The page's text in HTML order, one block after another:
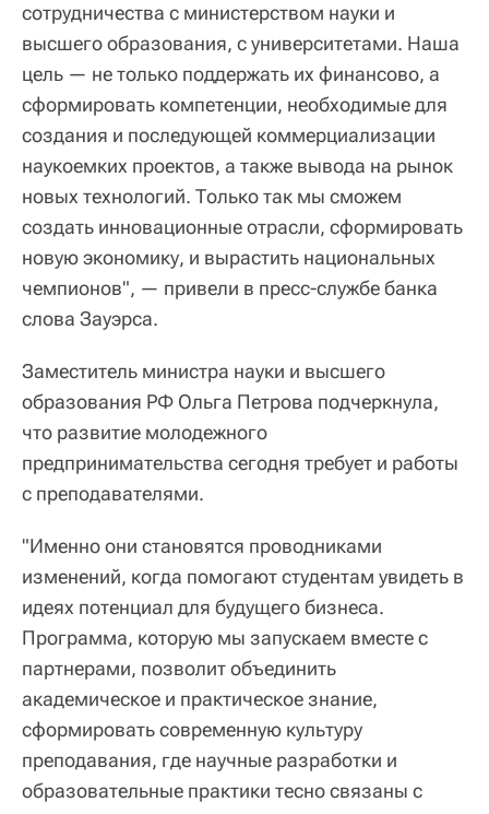
сотрудничества с министерством науки и
высшего образования, с университетами. Наша
цель — не только поддержать их финансово, а
сформировать компетенции, необходимые для
создания и последующей коммерциализации
наукоемких проектов, а также вывода на рынок
новых технологий. Только так мы сможем
создать инновационные отрасли, сформировать
новую экономику, и вырастить национальных
чемпионов", — привели в пресс-службе банка
слова Зауэрса.
Заместитель министра науки и высшего
образования РФ Ольга Петрова подчеркнула,
что развитие молодежного
предпринимательства сегодня требует и работы
с преподавателями.
"Именно они становятся проводниками
изменений, когда помогают студентам увидеть в
идеях потенциал для будущего бизнеса.
Программа, которую мы запускаем вместе с
партнерами, позволит объединить
академическое и практическое знание,
сформировать современную культуру
преподавания, где научные разработки и
образовательные практики тесно связаны с